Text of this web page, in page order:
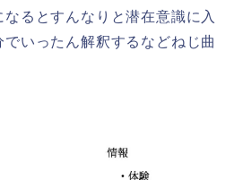
るとすんなりと潜在意識に入
いったん解釈するなどねじ曲